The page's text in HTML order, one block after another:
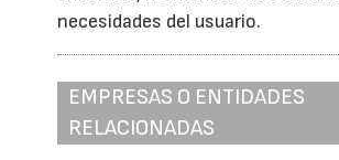
necesidades del usuario.
EMPRESAS O ENTIDADES
RELACIONADAS